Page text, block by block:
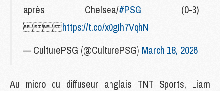
après Chelsea/#PSG (0-3)
https://t.co/x0gIh7VqhN
— CulturePSG (@CulturePSG) March 18, 2026
Au micro du diffuseur anglais TNT Sports, Liam